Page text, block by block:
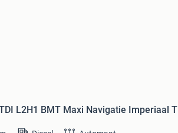
L2H1 BMT Maxi Navigatie Imperiaal T